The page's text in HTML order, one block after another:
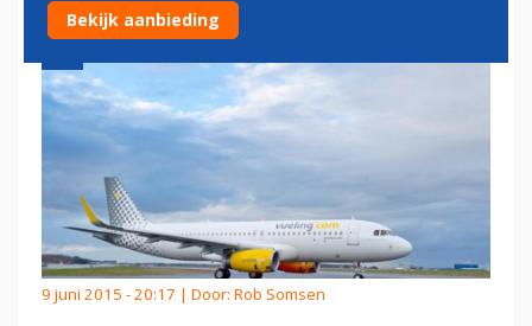
9 juni 2015 - 20:17 | Door: Rob Somsen
Bekijk aanbieding